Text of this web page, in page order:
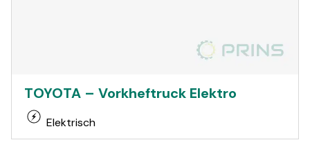
TOYOTA – Vorkheftruck Elektro
Elektrisch